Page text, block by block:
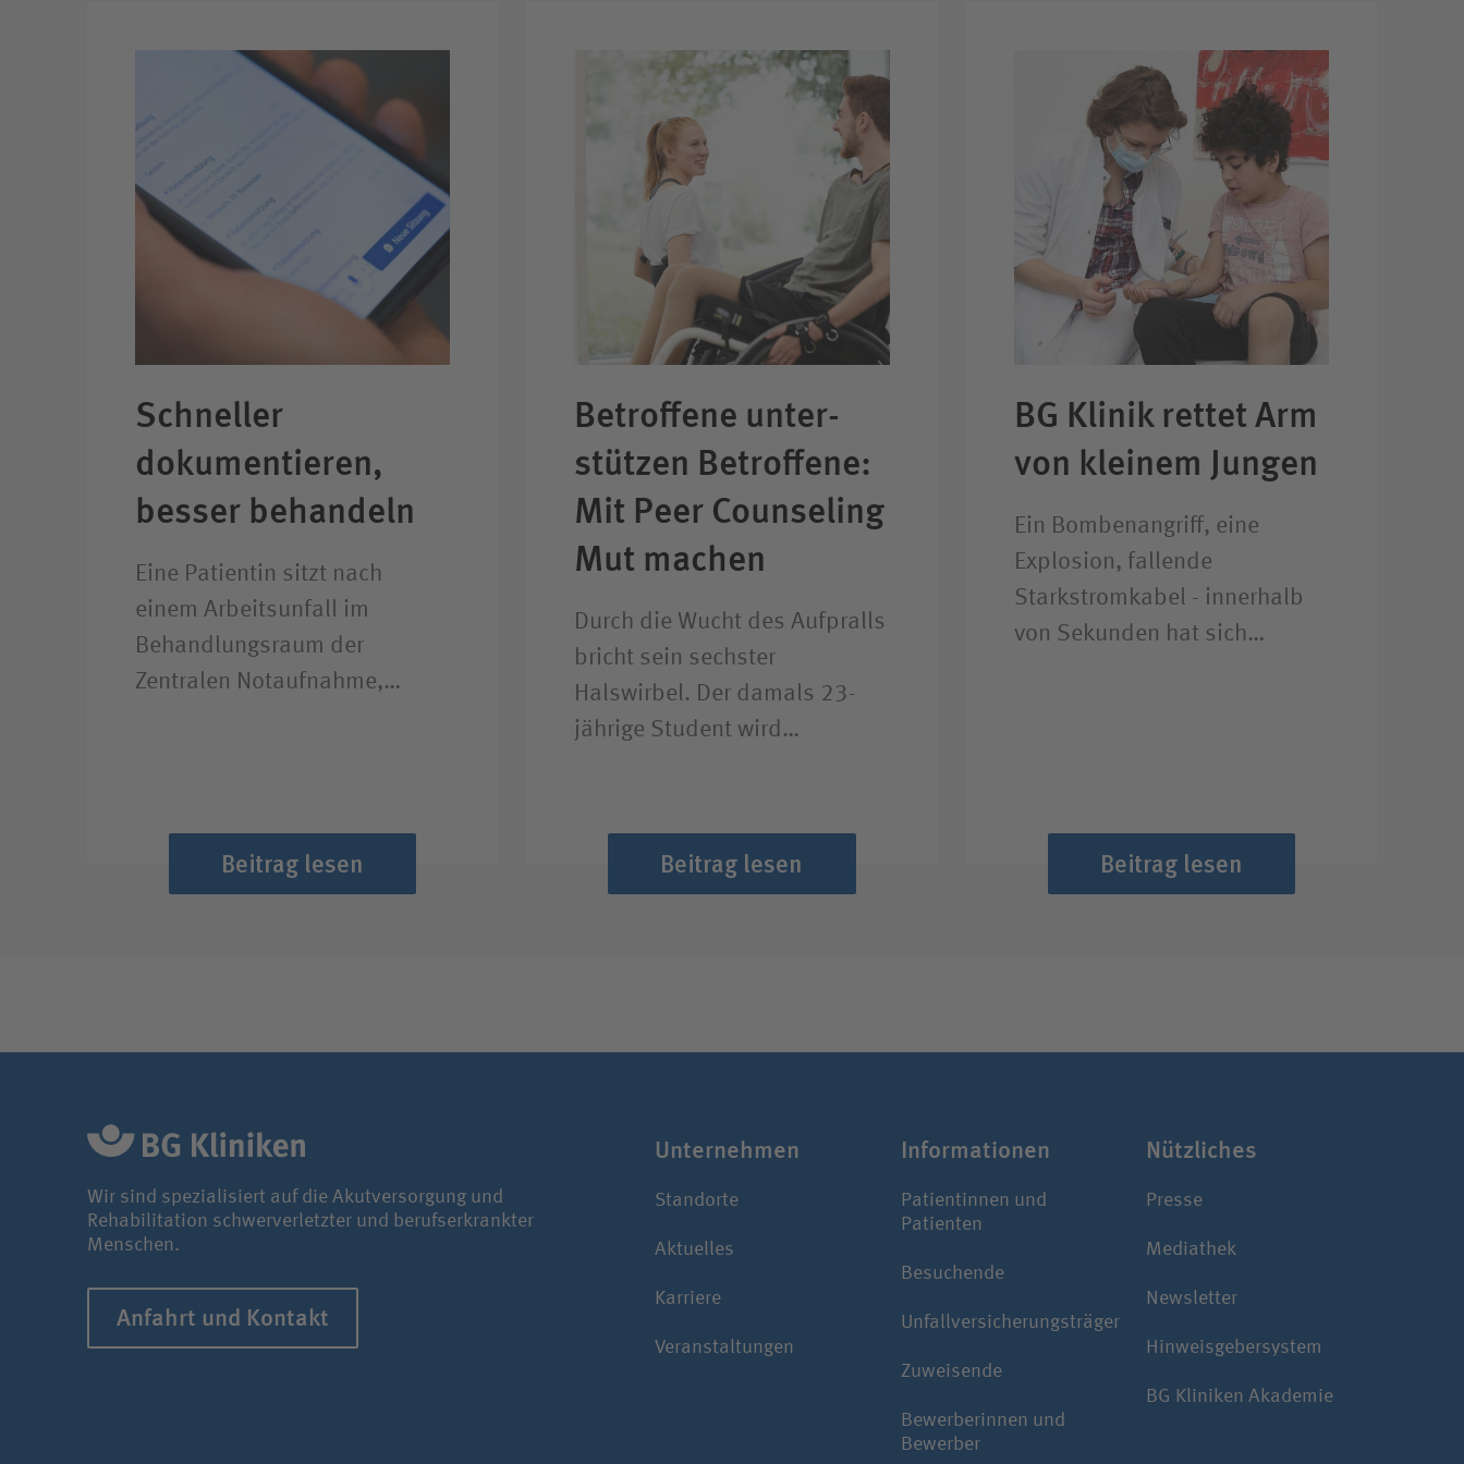
Schneller
dokumentieren,
besser behandeln
Eine Patientin sitzt nach
einem Arbeitsunfall im
Behandlungsraum der
Zentralen Notaufnahme,…
Beitrag lesen
Betroffene unter­
stützen Betroffene:
Mit Peer Counseling
Mut machen
Durch die Wucht des Aufpralls
bricht sein sechster
Halswirbel. Der damals 23-
jährige Student wird…
Beitrag lesen
BG Klinik rettet Arm
von kleinem Jungen
Ein Bombenangriff, eine
Explosion, fallende
Starkstromkabel - innerhalb
von Sekunden hat sich…
Beitrag lesen
Wir sind spezialisiert auf die Akutversorgung und
Rehabilitation schwerverletzter und berufserkrankter
Menschen.
Anfahrt und Kontakt
Unter­nehmen
Standorte
Aktuelles
Karriere
Veranstaltungen
Infor­ma­tionen
Patientinnen und
Patienten
Besuchende
Unfallversicherungsträger
Zuweisende
Bewerberinnen und
Bewerber
Nützliches
Presse
Mediathek
Newsletter
Hinweisgebersystem
BG Kliniken Akademie